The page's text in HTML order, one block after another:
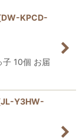
DW-KPCD-
10個 お届
JL-Y3HW-